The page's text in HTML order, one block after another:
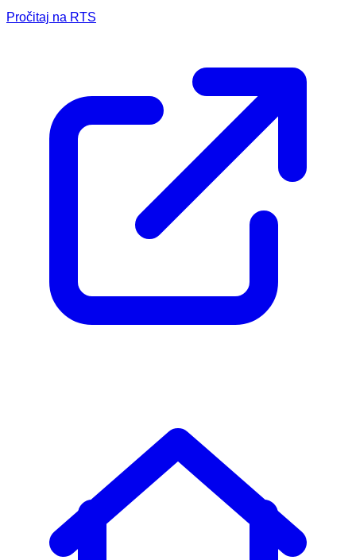
Pročitaj na RTS